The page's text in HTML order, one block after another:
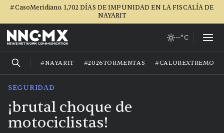
#CasoMeridiano. 1,702 DÍAS DE IMPUNIDAD EN LA FISCALÍA DE
NAYARIT
--°C
#NAYARIT #2026TORMENTAS #CALOREXTREMO
SEGURIDAD
¡brutal choque de
motociclistas!